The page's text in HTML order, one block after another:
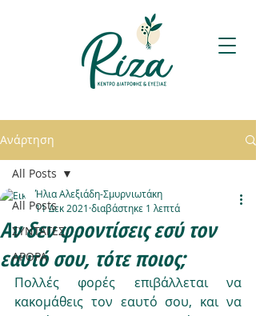
Ανάρτηση
All Posts
ΣΥΝΤΑΓΕΣ
ΑΡΘΡΑ
All Posts
Αν δεν φροντίσεις εσύ τον
εαυτό σου, τότε ποιος;
Ήλια Αλεξιάδη-Σμυρνιωτάκη
11 Δεκ 2021 διαβάστηκε 1 λεπτά
Πολλές φορές επιβάλλεται να
κακομάθεις τον εαυτό σου, και να